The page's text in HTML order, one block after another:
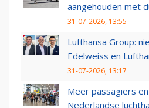
aangehouden met
31-07-2026, 13:55
Lufthansa Group:
Edelweiss en
31-07-2026, 13:17
Meer passagiers
Nederlandse